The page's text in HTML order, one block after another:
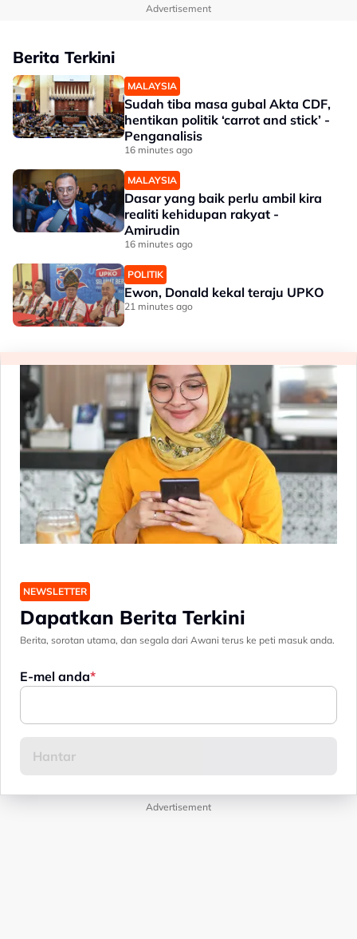
Advertisement
Berita Terkini
MALAYSIA
Sudah tiba masa gubal Akta CDF,
hentikan politik ‘carrot and stick’ -
Penganalisis
16 minutes ago
MALAYSIA
Dasar yang baik perlu ambil kira
realiti kehidupan rakyat -
Amirudin
16 minutes ago
POLITIK
Ewon, Donald kekal teraju UPKO
21 minutes ago
NEWSLETTER
Dapatkan Berita Terkini
Berita, sorotan utama, dan segala dari Awani terus ke peti masuk anda.
E-mel anda
Advertisement